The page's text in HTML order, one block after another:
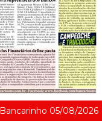
Bancarinho 05/08/2026